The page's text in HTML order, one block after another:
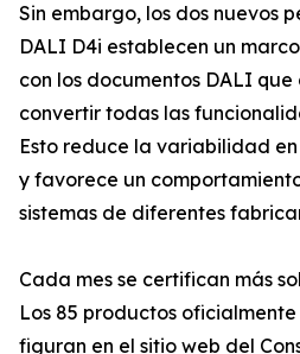
Sin embargo, los dos nuevos
DALI D4i establecen un
con los documentos DALI
convertir todas las
Esto reduce la variabilidad
y favorece un
sistemas de diferentes
Cada mes se certifican más
Los 85 productos
figuran en el sitio web del